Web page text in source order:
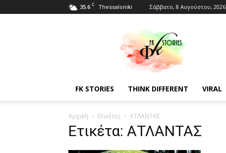
35.6 C Thessaloniki Σάββατο, 8 Αυγούστου, 2026
Fkstories
FK STORIES THINK DIFFERENT VIRAL
Αρχική Ετικέτες ΑΤΛΑΝΤΑΣ
Ετικέτα: ΑΤΛΑΝΤΑΣ